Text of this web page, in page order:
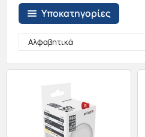
Υποκατηγορίες